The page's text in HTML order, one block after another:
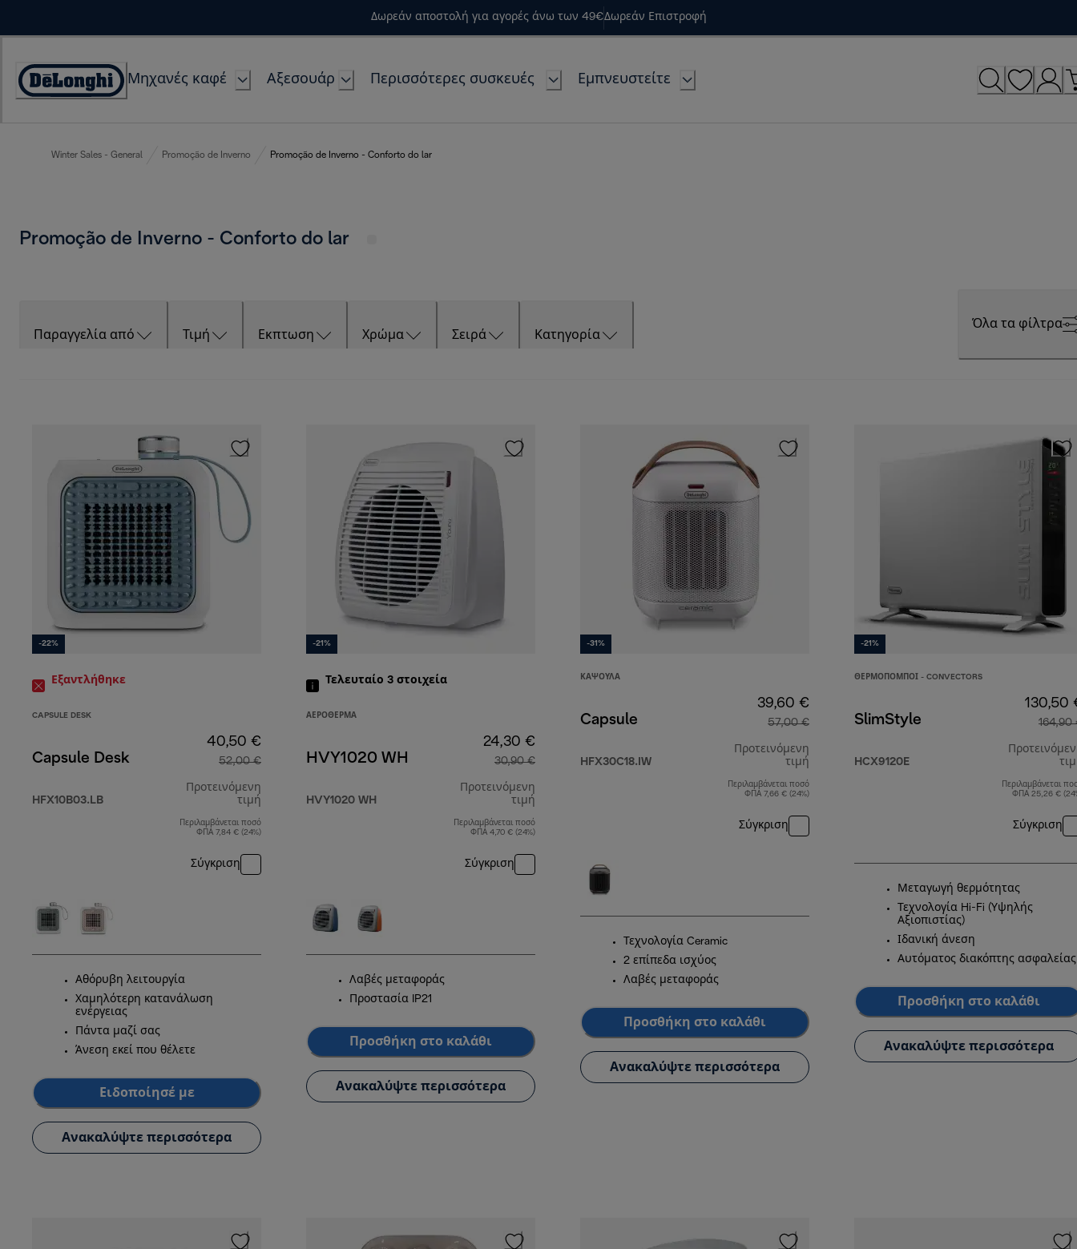
Δωρεάν αποστολή για αγορές άνω των 49€Δωρεάν Επιστροφή
Accessibility
Μηχανές καφέ Αξεσουάρ Περισσότερες συσκευές Εμπνευστείτε
Winter Sales - General Promoção de Inverno Promoção de Inverno - Conforto do lar
Promoção de Inverno - Conforto do lar
Παραγγελία από Τιμή Εκπτωση Χρώμα Σειρά Κατηγορία
Όλα τα φίλτρα
-22%
Εξαντλήθηκε
CAPSULE DESK
Capsule Desk
HFX10B03.LB
40,50 €
52,00 €
Προτεινόμενη
τιμή
αρχική τιμή 52,00 €
Περιλαμβάνεται ποσό
ΦΠΑ 7,84 € (24%)
Σύγκριση
Αθόρυβη λειτουργία
Χαμηλότερη κατανάλωση
ενέργειας
Πάντα μαζί σας
Άνεση εκεί που θέλετε
Ειδοποίησέ με
Ανακαλύψτε περισσότερα
-21%
Τελευταίο 3 στοιχεία
ΑΕΡΌΘΕΡΜΑ
HVY1020 WH
HVY1020 WH
24,30 €
30,90 €
Προτεινόμενη
τιμή
αρχική τιμή 30,90 €
Περιλαμβάνεται ποσό
ΦΠΑ 4,70 € (24%)
Σύγκριση
Λαβές μεταφοράς
Προστασία IP21
Προσθήκη στο καλάθι
Ανακαλύψτε περισσότερα
-31%
ΚΆΨΟΥΛΑ
Capsule
HFX30C18.IW
39,60 €
57,00 €
Προτεινόμενη
τιμή
αρχική τιμή 57,00 €
Περιλαμβάνεται ποσό
ΦΠΑ 7,66 € (24%)
Σύγκριση
Τεχνολογία Ceramic
2 επίπεδα ισχύος
Λαβές μεταφοράς
Προσθήκη στο καλάθι
Ανακαλύψτε περισσότερα
-21%
ΘΕΡΜΟΠΟΜΠΟΊ - CONVECTORS
SlimStyle
HCX9120E
130,50
164,90
Περιλαμβάνεται
ΦΠΑ 25,26 €
Σύγκριση
Μεταγωγή θερμότητας
Τεχνολογία Hi-Fi (Υψηλής
Αξιοπιστίας)
Ιδανική άνεση
Αυτόματος διακόπτης ασφαλείας
Προσθήκη στο καλάθι
Ανακαλύψτε περισσότερα